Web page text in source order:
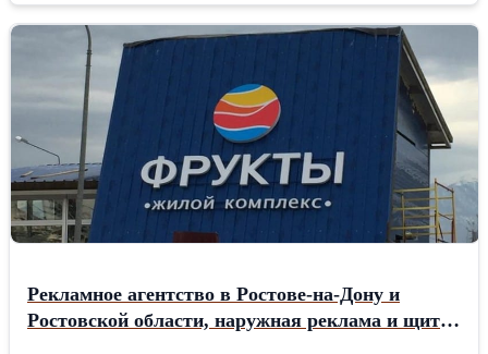
Кубани Славянский район Туапсе Туапсинский район Тихорецк
Тихорецкий район Крымск Крымский район Анапа Белореченск
Белореченский район Тимашёвск Тимашёвский район
Геленджик Курганинск Курганинский район Кореновск
Кореновский район Апшеронск Апшеронский район Темрюк И
многие другие города и поселки Краснодарского Края. В РПК
Гравитация работают профессиональные маркетологи у которых
большой опыт в размещении наружной рекламы на рекламных
щитах. Мы сможем вам предложить самые лучшие и
проходимые места. Обращайтесь в РПК Гравитация в Краснодаре
и получите самые выгодные условия на размещению наружной
рекламы.
Рекламное агентство в Ростове-на-Дону и
Ростовской области, наружная реклама и щиты